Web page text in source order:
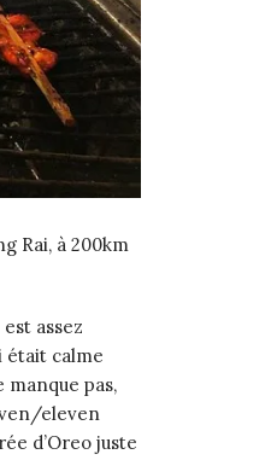
Rai, à 200km
assez
était calme
manque pas,
eleven
d’Oreo juste